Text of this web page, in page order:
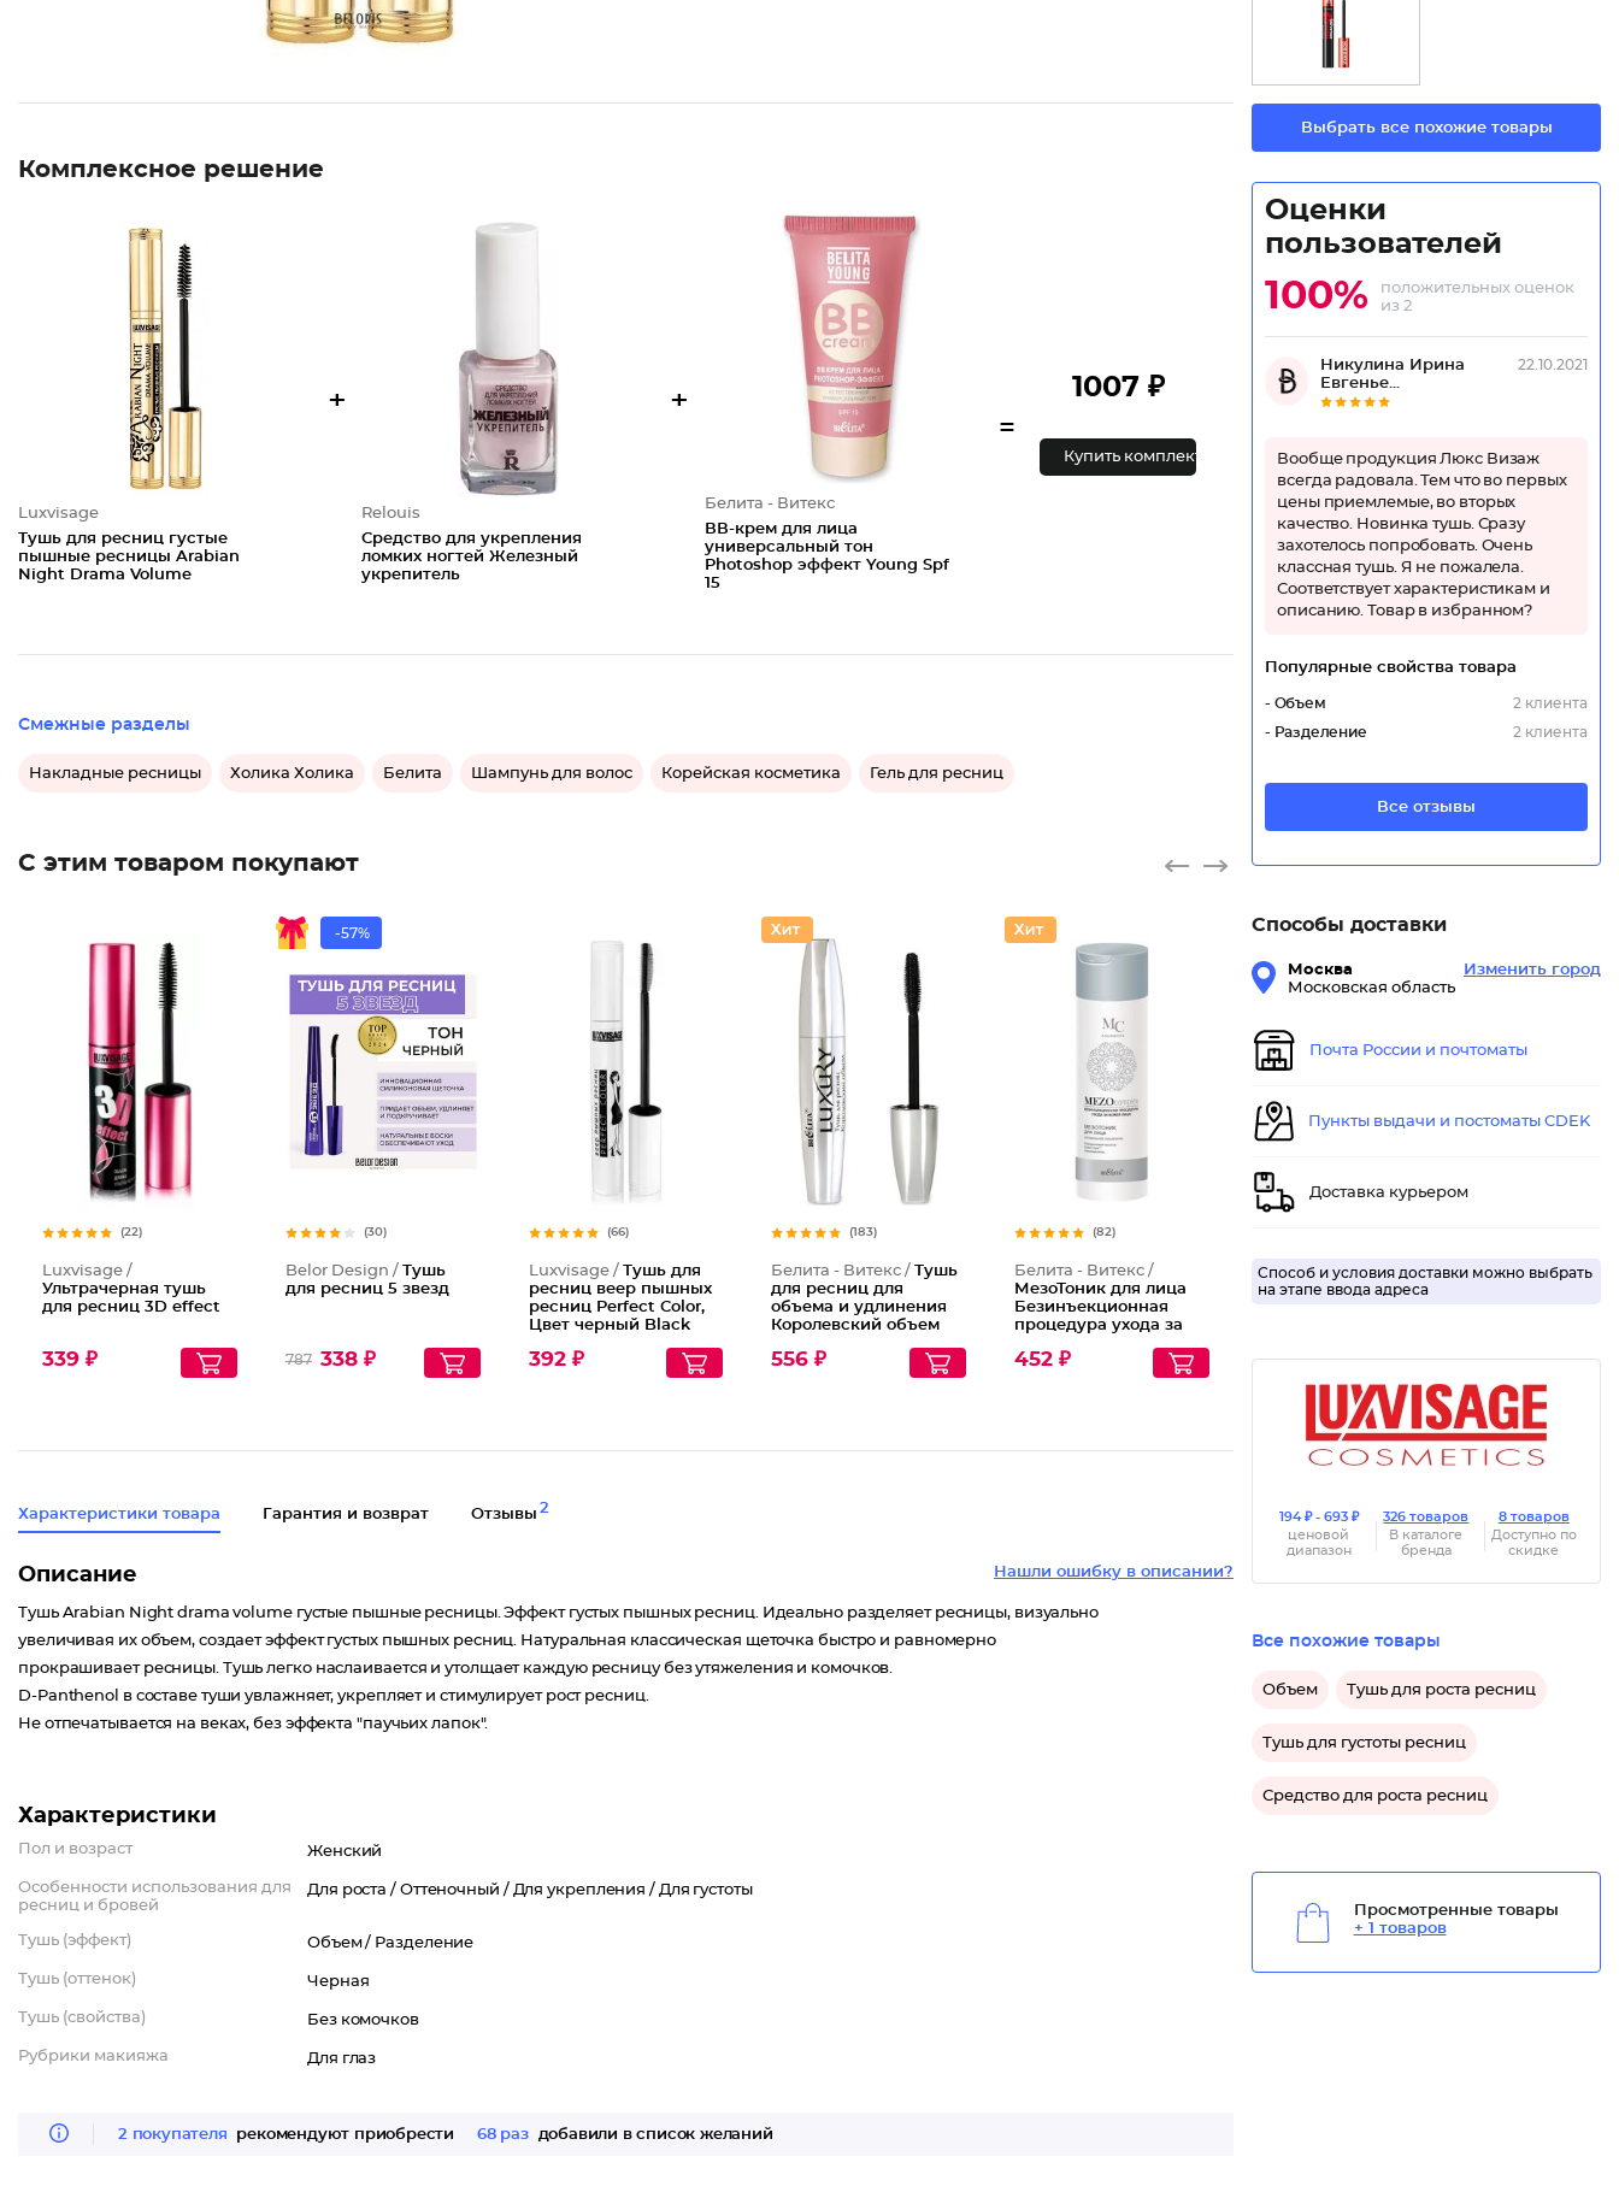
Комплексное решение
Luxvisage
Тушь для ресниц густые
пышные ресницы Arabian
Night Drama Volume
+
Relouis
Средство для укрепления
ломких ногтей Железный
укрепитель
+
Белита - Витекс
ВВ-крем для лица
универсальный тон
Photoshop эффект Young Spf
15
=
1007 ₽
Купить комплект
Смежные разделы
Накладные ресницы Холика Холика Белита Шампунь для волос Корейская косметика Гель для ресниц
С этим товаром покупают
(22)
Luxvisage /
Ультрачерная тушь
для ресниц 3D effect
339 ₽
-57%
(30)
Belor Design / Тушь
для ресниц 5 звезд
787 338 ₽
(66)
Luxvisage / Тушь для
ресниц веер пышных
ресниц Perfect Color,
Цвет черный Black
392 ₽
(183)
Белита - Витекс /Тушь
для ресниц для
объема и удлинения
Королевский объем
556 ₽
(82)
Белита - Витекс /
МезоТоник для лица
Безинъекционная
процедура ухода за
452 ₽
Характеристики товара Гарантия и возврат Отзывы 2
Нашли ошибку в описании?
Описание
Тушь Arabian Night drama volume густые пышные ресницы. Эффект густых пышных ресниц. Идеально разделяет ресницы, визуально
увеличивая их объем, создает эффект густых пышных ресниц. Натуральная классическая щеточка быстро и равномерно
прокрашивает ресницы. Тушь легко наслаивается и утолщает каждую ресницу без утяжеления и комочков.
D-Panthenol в составе туши увлажняет, укрепляет и стимулирует рост ресниц.
Не отпечатывается на веках, без эффекта "паучьих лапок".
Характеристики
Пол и возраст Женский
Особенности использования для
ресниц и бровей
Для роста / Оттеночный / Для укрепления / Для густоты
Тушь (эффект) Объем / Разделение
Тушь (оттенок) Черная
Тушь (свойства) Без комочков
Рубрики макияжа Для глаз
2 покупателя рекомендуют приобрести 68 раз добавили в список желаний
Выбрать все похожие товары
Оценки
пользователей
100%
положительных оценок
из 2
Никулина Ирина
Евгенье...
22.10.2021
Вообще продукция Люкс Визаж
всегда радовала. Тем что во первых
цены приемлемые, во вторых
качество. Новинка тушь. Сразу
захотелось попробовать. Очень
классная тушь. Я не пожалела.
Соответствует характеристикам и
описанию. Товар в избранном?
Популярные свойства товара
- Объем
2 клиента
- Разделение
2 клиента
Все отзывы
Способы доставки
Москва
Московская область
Изменить город
Почта России и почтоматы
Пункты выдачи и постоматы CDEK
Доставка курьером
Способ и условия доставки можно выбрать
на этапе ввода адреса
194 ₽ - 693 ₽
ценовой
диапазон
326 товаров
В каталоге
бренда
8 товаров
Доступно по
скидке
Все похожие товары
Объем Тушь для роста ресниц
Тушь для густоты ресниц
Средство для роста ресниц
Просмотренные товары
+ 1 товаров